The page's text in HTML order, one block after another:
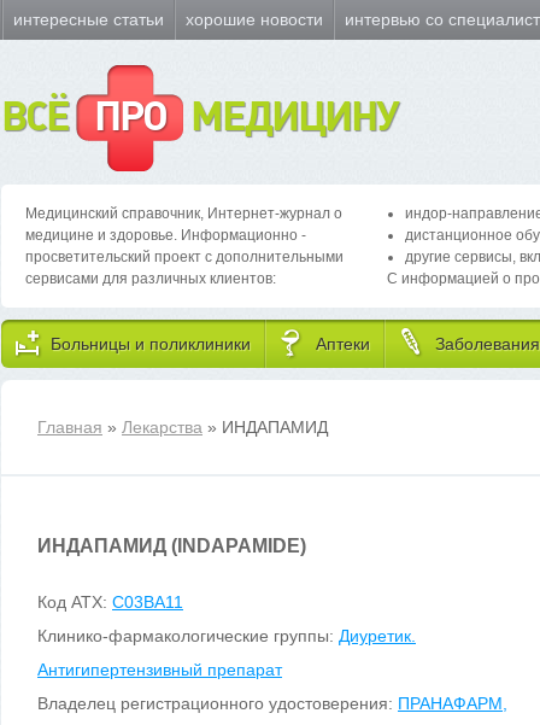
интересные статьи хорошие новости интервью со
ВСЁ ПРО МЕДИЦИНУ
Медицинский справочник, Интернет-журнал о
медицине и здоровье. Информационно -
просветительский проект с дополнительными
сервисами для различных клиентов:
индор-
дистанционное
другие сервисы,
С информацией о
Больницы и поликлиники Аптеки Заболевания
Главная » Лекарства » ИНДАПАМИД
ИНДАПАМИД (INDAPAMIDE)
Код ATX: C03BA11
Клинико-фармакологические группы: Диуретик.
Антигипертензивный препарат
Владелец регистрационного удостоверения: ПРАНАФАРМ,